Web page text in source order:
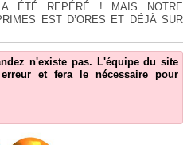
ÉTÉ REPÉRÉ ! MAIS NOTRE
EST D’ORES ET DÉJÀ SUR
n'existe pas. L'équipe du site
et fera le nécessaire pour